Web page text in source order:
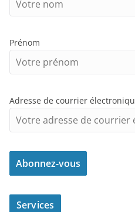
Prénom
Adresse de courrier
Services